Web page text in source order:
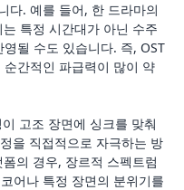
다. 예를 들어, 한 드라마의
특정 시간대가 아닌 수주
될 수도 있습니다. 즉, OST
간적인 파급력이 많이 약
고조 장면에 싱크를 맞춰
을 직접적으로 자극하는 방
의 경우, 장르적 스펙트럼
어나 특정 장면의 분위기를